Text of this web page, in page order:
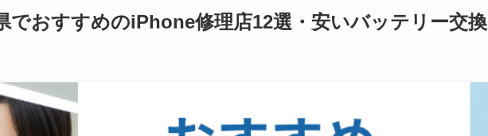
でおすすめのiPhone修理店12選・安いバッテリー交換